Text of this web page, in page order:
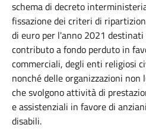
schema di decreto
fissazione dei criteri di
di euro per l'anno 2021
contributo a fondo perduto in
commerciali, degli enti religiosi
nonché delle organizzazioni
che svolgono attività di
e assistenziali in favore di
disabili.